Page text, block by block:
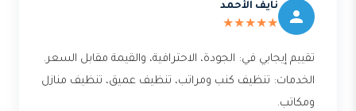
نايف الأحمد
★★★★★
تقييم إيجابي في: الجودة، الاحترافية، والقيمة مقابل السعر.
الخدمات: تنظيف كنب ومراتب، تنظيف عميق، تنظيف منازل
ومكاتب.